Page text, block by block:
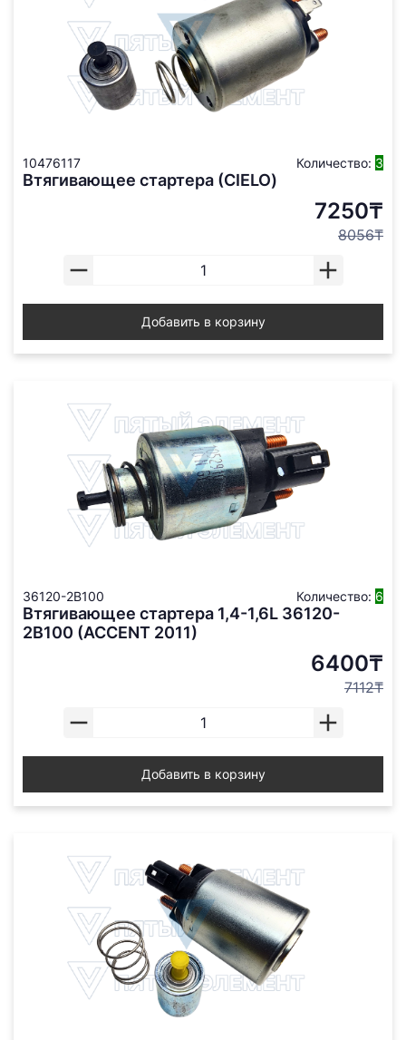
10476117 Количество: 3
Втягивающее стартера (СIELO)
7250₸
8056₸
Добавить в корзину
36120-2B100 Количество: 6
Втягивающее стартера 1,4-1,6L 36120-
2B100 (ACCENT 2011)
6400₸
7112₸
Добавить в корзину